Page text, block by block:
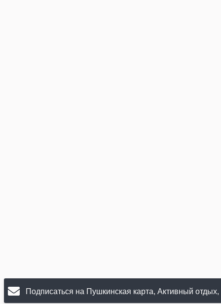
Подписаться на Пушкинская карта, Активный отдых,